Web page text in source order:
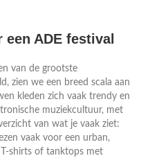
een ADE festival
van de grootste
zien we een breed scala aan
kleden zich vaak trendy en
muziekcultuur, met
van wat je vaak ziet:
vaak voor een urban,
shirts of tanktops met